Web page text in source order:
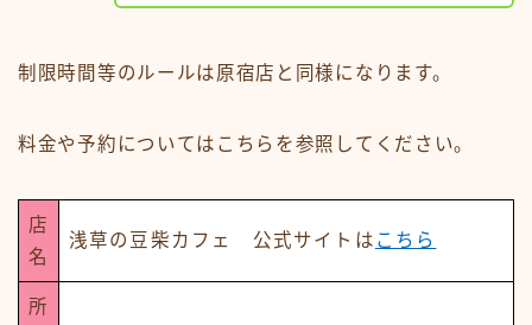
制限時間等のルールは原宿店と同様になります。
料金や予約についてはこちらを参照してください。
店
名
浅草の豆柴カフェ 公式サイトは こちら
所